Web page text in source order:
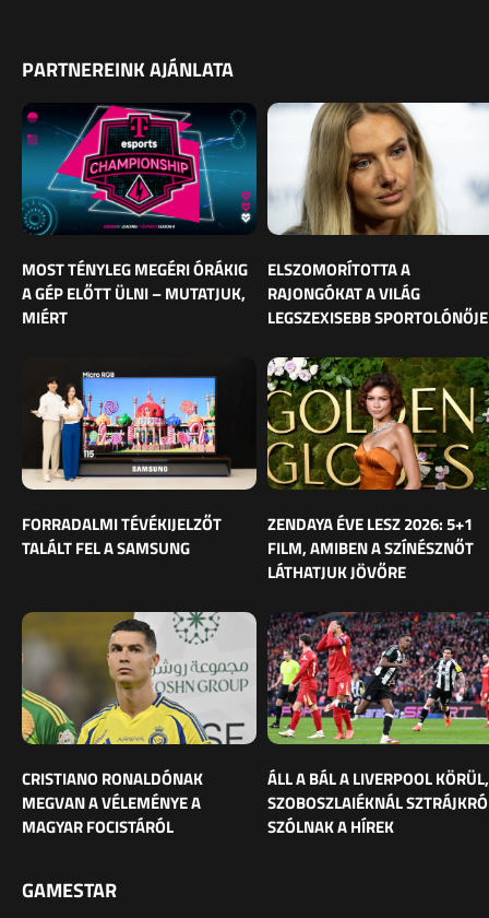
PARTNEREINK AJÁNLATA
MOST TÉNYLEG MEGÉRI ÓRÁKIG
A GÉP ELŐTT ÜLNI – MUTATJUK,
MIÉRT
ELSZOMORÍTOTTA A
RAJONGÓKAT A VILÁG
LEGSZEXISEBB SPORTOLÓNŐJE
FORRADALMI TÉVÉKIJELZŐT
TALÁLT FEL A SAMSUNG
ZENDAYA ÉVE LESZ 2026: 5+1
FILM, AMIBEN A SZÍNÉSZNŐT
LÁTHATJUK JÖVŐRE
CRISTIANO RONALDÓNAK
MEGVAN A VÉLEMÉNYE A
MAGYAR FOCISTÁRÓL
ÁLL A BÁL A LIVERPOOL KÖRÜL,
SZOBOSZLAIÉKNÁL
SZÓLNAK A HÍREK
GAMESTAR